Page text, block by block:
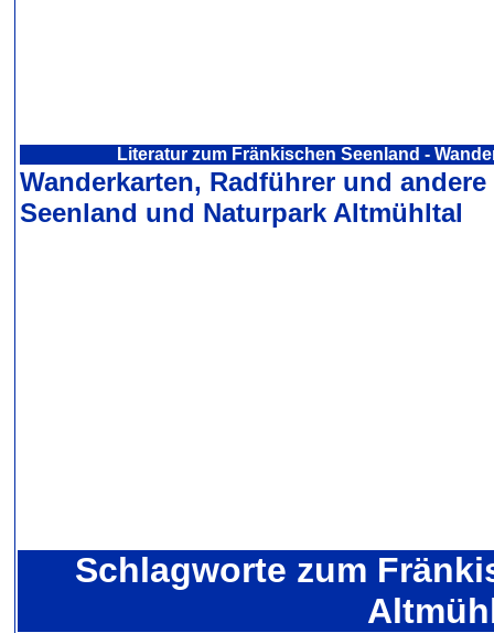
Literatur zum Fränkischen Seenland -
Wanderkarten, Radführer und
Seenland und Naturpark Altmühltal
Schlagworte zum